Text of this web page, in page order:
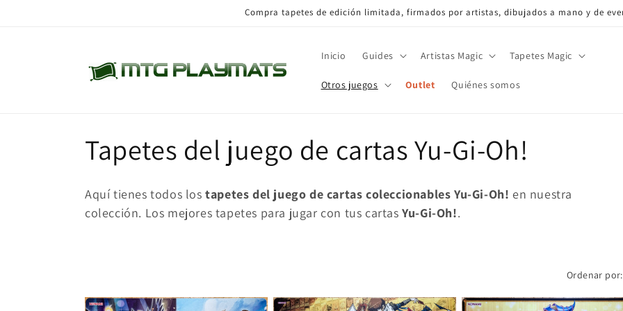
Compra tapetes de edición limitada, firmados por artistas, dibujados a mano y de
Inicio Guides Artistas Magic Tapetes Magic
Otros juegos Outlet Quiénes somos
C
o
l
c
Tapetes del juego de cartas Yu-Gi-Oh!
Aquí tienes todos los tapetes del juego de cartas coleccionables Yu-Gi-Oh! en nuestra
colección. Los mejores tapetes para jugar con tus cartasYu-Gi-Oh!.
Ordenar por: